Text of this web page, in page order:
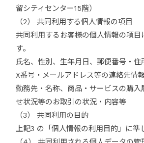
留シティセンター15階）
（2） 共同利用する個人情報の項目
共同利用するお客様の個人情報の項目
す。
氏名、性別、生年月日、郵便番号・住
X番号・メールアドレス等の連絡先情
勤務先・名称、商品・サービスの購入
せ状況等のお取引の状況・内容等
（3） 共同利用の目的
上記3 の「個人情報の利用目的」に準